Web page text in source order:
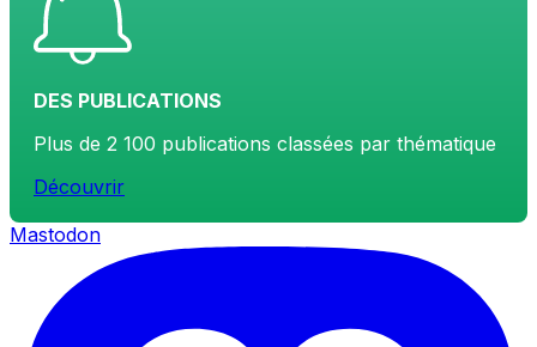
DES PUBLICATIONS
Plus de 2 100 publications classées par thématique
Découvrir
Mastodon